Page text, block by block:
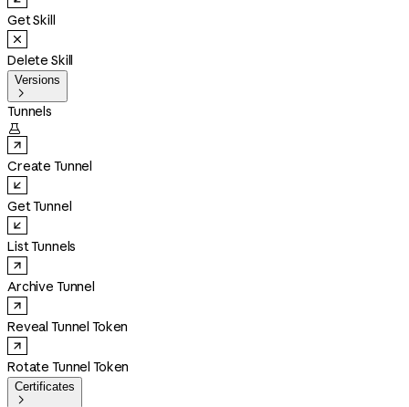
Get Skill
Delete Skill
Versions

Tunnels

Create Tunnel
Get Tunnel
List Tunnels
Archive Tunnel
Reveal Tunnel Token
Rotate Tunnel Token
Certificates
